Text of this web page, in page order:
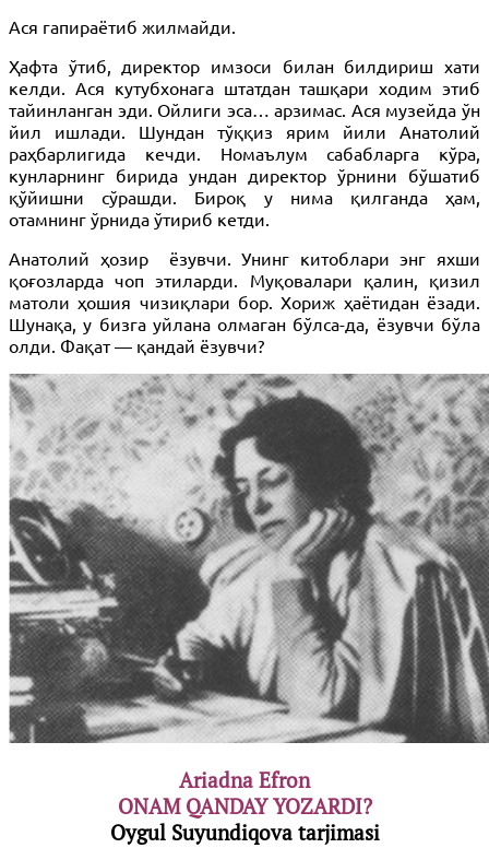
Ася гапираётиб жилмайди.
Ҳафта ўтиб, директор имзоси билан билдириш хати
келди. Ася кутубхонага штатдан ташқари ходим этиб
тайинланган эди. Ойлиги эса… арзимас. Ася музейда ўн
йил ишлади. Шундан тўққиз ярим йили Анатолий
раҳбарлигида кечди. Номаълум сабабларга кўра,
кунларнинг бирида ундан директор ўрнини бўшатиб
қўйишни сўрашди. Бироқ у нима қилганда ҳам,
отамнинг ўрнида ўтириб кетди.
Анатолий ҳозир ёзувчи. Унинг китоблари энг яхши
қоғозларда чоп этиларди. Муқовалари қалин, қизил
матоли ҳошия чизиқлари бор. Хориж ҳаётидан ёзади.
Шунақа, у бизга уйлана олмаган бўлса-да, ёзувчи бўла
олди. Фақат — қандай ёзувчи?
Ariadna Efron
ONAM QANDAY YOZARDI?
Oygul Suyundiqova tarjimasi